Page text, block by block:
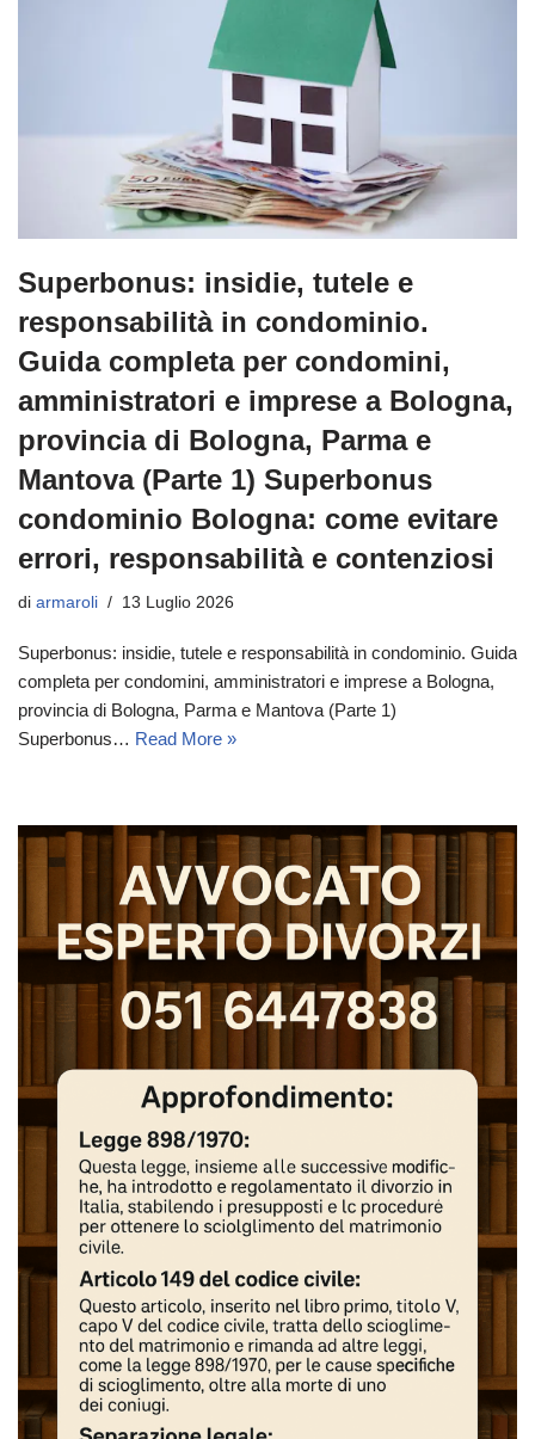
Superbonus: insidie, tutele e
responsabilità in condominio.
Guida completa per condomini,
amministratori e imprese a Bologna,
provincia di Bologna, Parma e
Mantova (Parte 1) Superbonus
condominio Bologna: come evitare
errori, responsabilità e contenziosi
di armaroli 13 Luglio 2026
Superbonus: insidie, tutele e responsabilità in condominio. Guida
completa per condomini, amministratori e imprese a Bologna,
provincia di Bologna, Parma e Mantova (Parte 1)
Superbonus… Read More »